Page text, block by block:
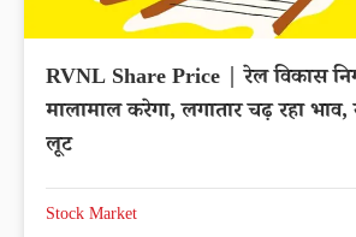
RVNL Share Price | रेल विकास
मालामाल करेगा, लगातार चढ़ रहा
लूट
Stock Market